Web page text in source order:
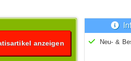
anzeigen Neu- &